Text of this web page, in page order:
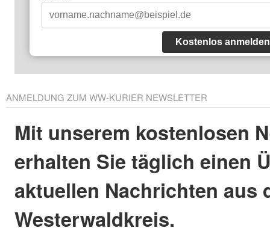
Kostenlos anmelden
ANMELDUNG ZUM WW-KURIER NEWSLETTER
Mit unserem kostenlosen
erhalten Sie täglich einen
aktuellen Nachrichten aus
Westerwaldkreis.